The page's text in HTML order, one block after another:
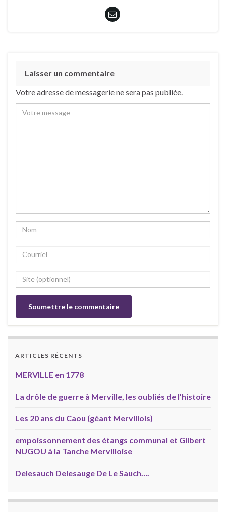
Laisser un commentaire
Votre adresse de messagerie ne sera pas publiée.
ARTICLES RÉCENTS
MERVILLE en 1778
La drôle de guerre à Merville, les oubliés de l’histoire
Les 20 ans du Caou (géant Mervillois)
empoissonnement des étangs communal et Gilbert
NUGOU à la Tanche Mervilloise
Delesauch Delesauge De Le Sauch….